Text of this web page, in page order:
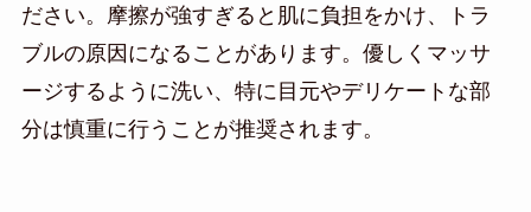
ださい。摩擦が強すぎると肌に負担をかけ、トラ
ブルの原因になることがあります。優しくマッサ
ージするように洗い、特に目元やデリケートな部
分は慎重に行うことが推奨されます。